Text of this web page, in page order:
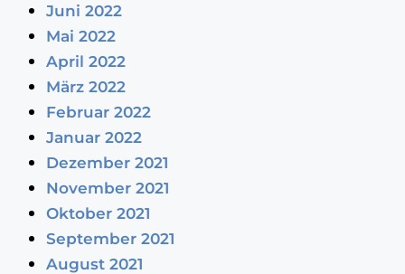
Juni 2022
Mai 2022
April 2022
März 2022
Februar 2022
Januar 2022
Dezember 2021
November 2021
Oktober 2021
September 2021
August 2021